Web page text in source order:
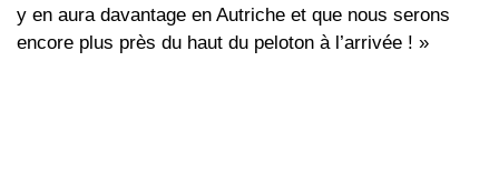
y en aura davantage en Autriche et que nous serons
encore plus près du haut du peloton à l’arrivée ! »